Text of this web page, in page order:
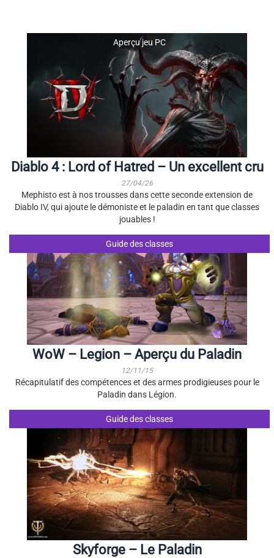
Aperçu jeu PC
Diablo 4 : Lord of Hatred – Un excellent cru
27/04/26
Mephisto est à nos trousses dans cette seconde extension de
Diablo IV, qui ajoute le démoniste et le paladin en tant que classes
jouables !
Guide des classes
WoW – Legion – Aperçu du Paladin
12/11/15
Récapitulatif des compétences et des armes prodigieuses pour le
Paladin dans Légion.
Guide des classes
Skyforge – Le Paladin